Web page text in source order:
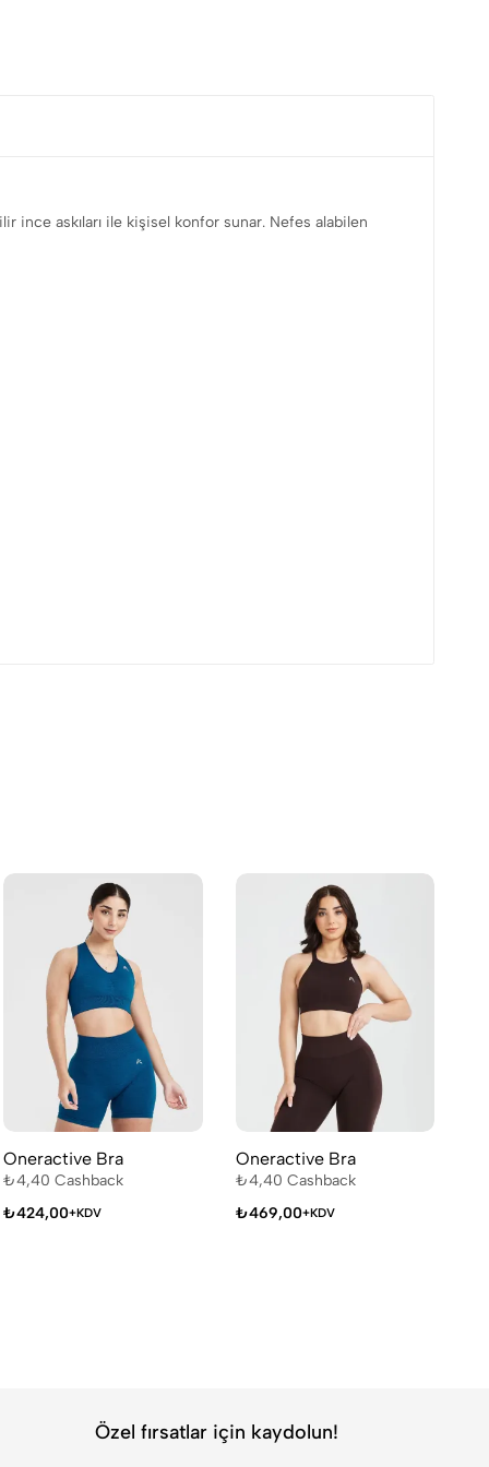
ince askıları ile kişisel konfor sunar. Nefes alabilen
Oneractive Bra
₺4,40 Cashback
₺424,00+KDV
Oneractive Bra
₺4,40 Cashback
₺469,00+KDV
Özel fırsatlar için kaydolun!